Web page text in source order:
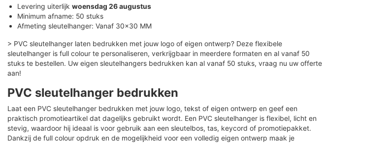
Levering uiterlijk woensdag 26 augustus
Minimum afname: 50 stuks
Afmeting sleutelhanger: Vanaf 30x30 MM
> PVC sleutelhanger laten bedrukken met jouw logo of eigen ontwerp? Deze flexibele
sleutelhanger is full colour te personaliseren, verkrijgbaar in meerdere formaten en al vanaf 50
stuks te bestellen. Uw eigen sleutelhangers bedrukken kan al vanaf 50 stuks, vraag nu uw offerte
aan!
PVC sleutelhanger bedrukken
Laat een PVC sleutelhanger bedrukken met jouw logo, tekst of eigen ontwerp en geef een
praktisch promotieartikel dat dagelijks gebruikt wordt. Een PVC sleutelhanger is flexibel, licht en
stevig, waardoor hij ideaal is voor gebruik aan een sleutelbos, tas, keycord of promotiepakket.
Dankzij de full colour opdruk en de mogelijkheid voor een volledig eigen ontwerp maak je